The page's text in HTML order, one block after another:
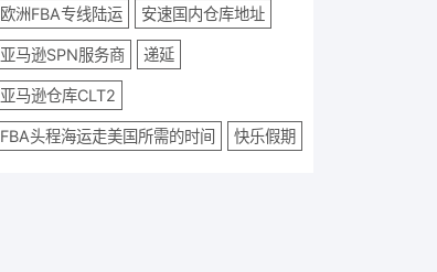
欧洲FBA专线陆运 安速国内仓库地址
亚马逊SPN服务商 递延
亚马逊仓库CLT2
FBA头程海运走美国所需的时间 快乐假期